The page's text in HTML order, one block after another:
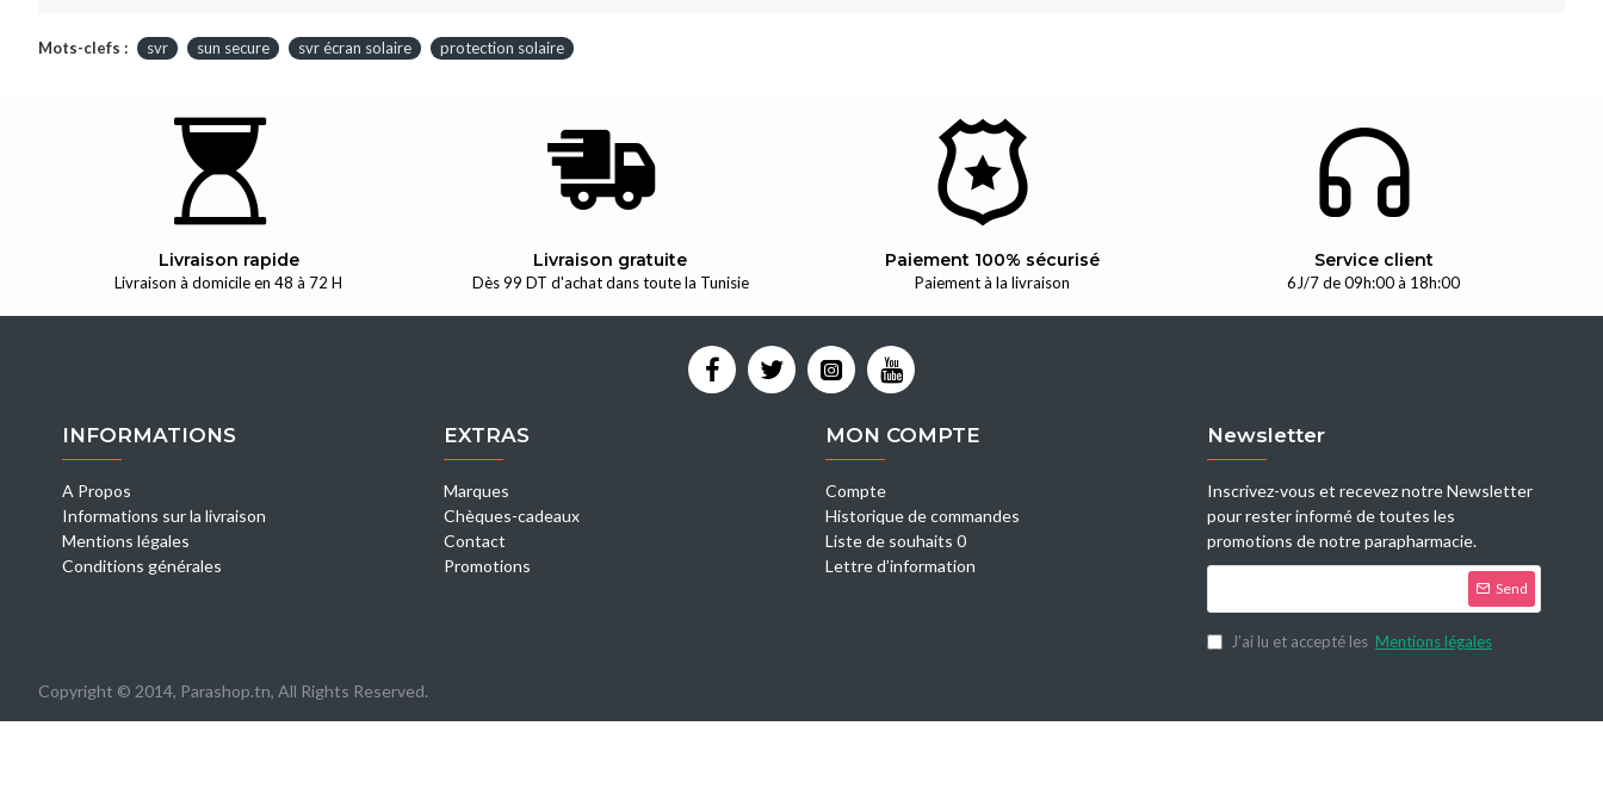
Mots-clefs : svr sun secure svr écran solaire protection solaire
Livraison rapide
Livraison à domicile en 48 à 72 H
Livraison gratuite
Dès 99 DT d'achat dans toute la Tunisie
Paiement 100% sécurisé
Paiement à la livraison
Service client
6J/7 de 09h:00 à 18h:00
INFORMATIONS
A Propos
Informations sur la livraison
Mentions légales
Conditions générales
EXTRAS
Marques
Chèques-cadeaux
Contact
Promotions
MON COMPTE
Compte
Historique de commandes
Liste de souhaits 0
Lettre d’information
Newsletter
Inscrivez-vous et recevez notre Newsletter
pour rester informé de toutes les
promotions de notre parapharmacie.
Send
J’ai lu et accepté les Mentions légales
Copyright © 2014, Parashop.tn, All Rights Reserved.